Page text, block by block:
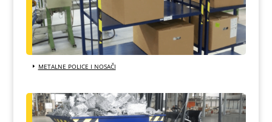
METALNE POLICE I NOSAČI